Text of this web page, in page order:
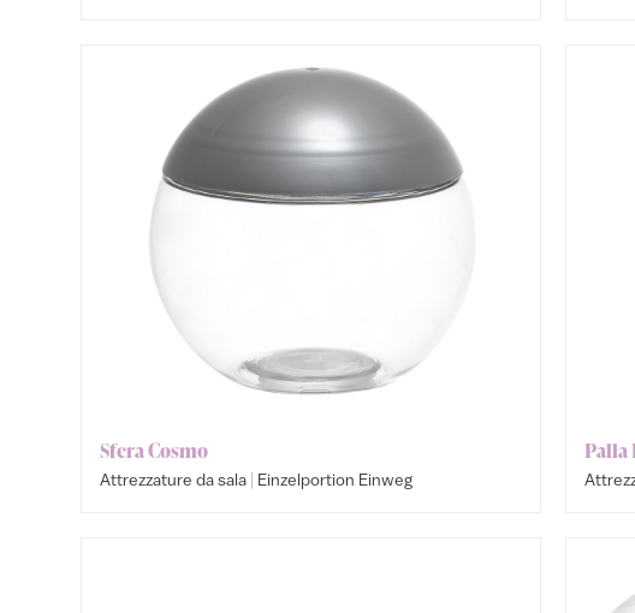
Sfera Cosmo
Attrezzature da sala | Einzelportion Einweg
Palla